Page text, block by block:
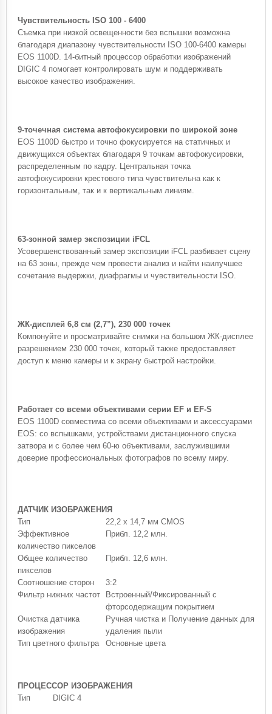
Чувствительность ISO 100 - 6400
Съемка при низкой освещенности без вспышки возможна
благодаря диапазону чувствительности ISO 100-6400 камеры
EOS 1100D. 14-битный процессор обработки изображений
DIGIC 4 помогает контролировать шум и поддерживать
высокое качество изображения.
9-точечная система автофокусировки по широкой зоне
EOS 1100D быстро и точно фокусируется на статичных и
движущихся объектах благодаря 9 точкам автофокусировки,
распределенным по кадру. Центральная точка
автофокусировки крестового типа чувствительна как к
горизонтальным, так и к вертикальным линиям.
63-зонной замер экспозиции iFCL
Усовершенствованный замер экспозиции iFCL разбивает сцену
на 63 зоны, прежде чем провести анализ и найти наилучшее
сочетание выдержки, диафрагмы и чувствительности ISO.
ЖК-дисплей 6,8 см (2,7”), 230 000 точек
Компонуйте и просматривайте снимки на большом ЖК-дисплее
разрешением 230 000 точек, который также предоставляет
доступ к меню камеры и к экрану быстрой настройки.
Работает со всеми объективами серии EF и EF-S
EOS 1100D совместима со всеми объективами и аксессуарами
EOS: со вспышками, устройствами дистанционного спуска
затвора и с более чем 60-ю объективами, заслужившими
доверие профессиональных фотографов по всему миру.
ДАТЧИК ИЗОБРАЖЕНИЯ
Тип
22,2 x 14,7 мм CMOS
Эффективное
количество пикселов
Прибл. 12,2 млн.
Общее количество
пикселов
Прибл. 12,6 млн.
Соотношение сторон
3:2
Фильтр нижних частот
Встроенный/Фиксированный с
фторсодержащим покрытием
Очистка датчика
изображения
Ручная чистка и Получение данных для
удаления пыли
Тип цветного фильтра
Основные цвета
ПРОЦЕССОР ИЗОБРАЖЕНИЯ
Тип
DIGIC 4